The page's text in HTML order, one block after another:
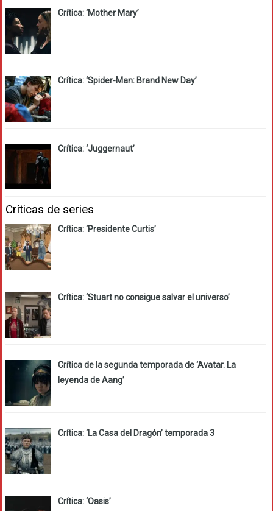
Crítica: ‘Mother Mary’
Crítica: ‘Spider-Man: Brand New Day’
Crítica: ‘Juggernaut’
Críticas de series
Crítica: ‘Presidente Curtis’
Crítica: ‘Stuart no consigue salvar el universo’
Crítica de la segunda temporada de ‘Avatar. La
leyenda de Aang’
Crítica: ‘La Casa del Dragón’ temporada 3
Crítica: ‘Oasis’